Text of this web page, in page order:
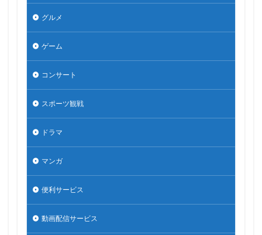
グルメ
ゲーム
コンサート
スポーツ観戦
ドラマ
マンガ
便利サービス
動画配信サービス